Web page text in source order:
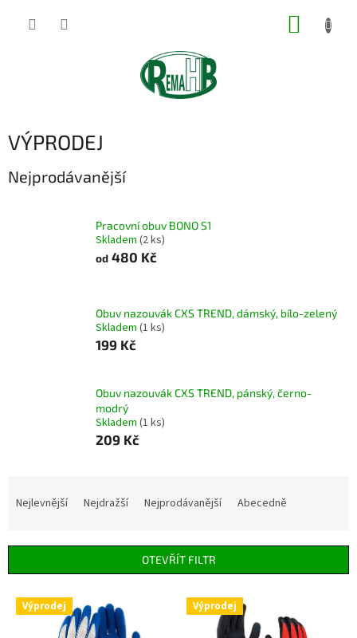
VÝPRODEJ
Nejprodávanější
Pracovní obuv BONO S1
Skladem (2 ks)
od 480 Kč
Obuv nazouvák CXS TREND, dámský, bílo-zelený
Skladem (1 ks)
199 Kč
Obuv nazouvák CXS TREND, pánský, černo-
modrý
Skladem (1 ks)
209 Kč
í
Nejlevnější Nejdražší Nejprodávanější Abecedně
OTEVŘÍT FILTR
V Výprodej Výprodej